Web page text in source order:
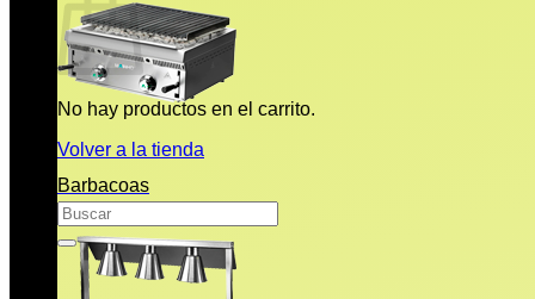
No hay productos en el carrito.
Volver a la tienda
Buscar
por:
Barbacoas